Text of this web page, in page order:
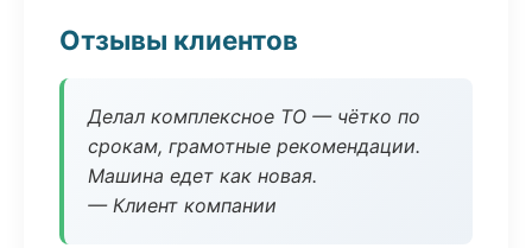
Отзывы клиентов
Делал комплексное ТО — чётко по
срокам, грамотные рекомендации.
Машина едет как новая.
— Клиент компании